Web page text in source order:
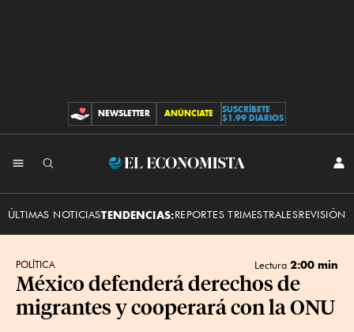
CONTRIBUCIONES
NEWSLETTER ANÚNCIATE
SUSCRÍBETE
$1.99 DIARIOS
El
ÚLTIMAS NOTICIASTENDENCIAS:REPORTES TRIMESTRALESREVISIÓN
POLÍTICA Lectura 2:00 min
México defenderá derechos de
migrantes y cooperará con la ONU